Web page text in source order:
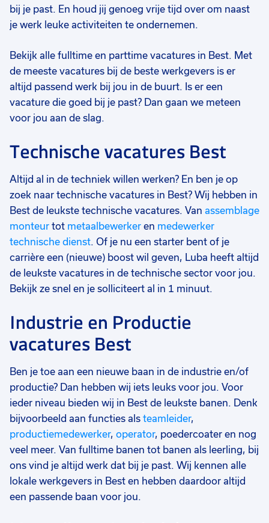
bij je past. En houd jij genoeg vrije tijd over om naast
je werk leuke activiteiten te ondernemen.
Bekijk alle fulltime en parttime vacatures in Best. Met
de meeste vacatures bij de beste werkgevers is er
altijd passend werk bij jou in de buurt. Is er een
vacature die goed bij je past? Dan gaan we meteen
voor jou aan de slag.
Technische vacatures Best
Altijd al in de techniek willen werken? En ben je op
zoek naar technische vacatures in Best? Wij hebben in
Best de leukste technische vacatures. Van assemblage
monteur tot metaalbewerker en medewerker
technische dienst. Of je nu een starter bent of je
carrière een (nieuwe) boost wil geven, Luba heeft altijd
de leukste vacatures in de technische sector voor jou.
Bekijk ze snel en je solliciteert al in 1 minuut.
Industrie en Productie
vacatures Best
Ben je toe aan een nieuwe baan in de industrie en/of
productie? Dan hebben wij iets leuks voor jou. Voor
ieder niveau bieden wij in Best de leukste banen. Denk
bijvoorbeeld aan functies als teamleider,
productiemedewerker, operator, poedercoater en nog
veel meer. Van fulltime banen tot banen als leerling, bij
ons vind je altijd werk dat bij je past. Wij kennen alle
lokale werkgevers in Best en hebben daardoor altijd
een passende baan voor jou.